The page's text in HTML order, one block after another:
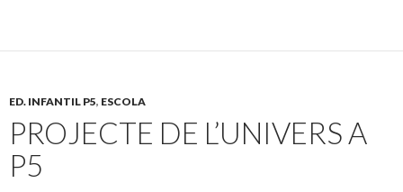
b
o
o
k
er p
ar
te
ix
ED. INFANTIL P5, ESCOLA
PROJECTE DE L’UNIVERS A
P5